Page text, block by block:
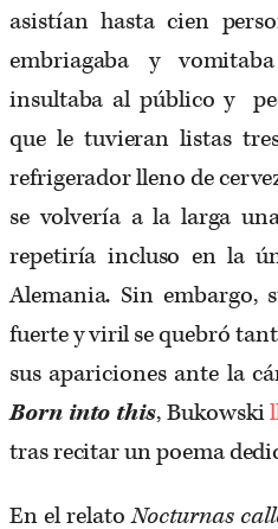
asistían hasta cien
embriagaba y
insultaba al público y
que le tuvieran listas
refrigerador lleno de
se volvería a la larga
repetiría incluso en la
Alemania. Sin embargo,
fuerte y viril se quebró
sus apariciones ante la
Born into this, Bukowski
tras recitar un poema
En el relatoNocturnas